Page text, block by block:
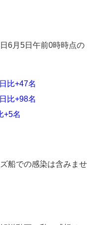
6月5日午前0時時点の
比+47名
比+98名
+5名
船での感染は含みませ